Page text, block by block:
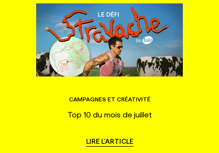
CAMPAGNES ET CRÉATIVITÉ
Top 10 du mois de juillet
LIRE L'ARTICLE